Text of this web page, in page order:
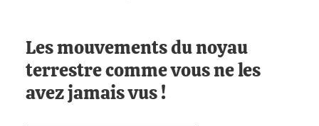
Les mouvements du noyau
terrestre comme vous ne les
avez jamais vus !